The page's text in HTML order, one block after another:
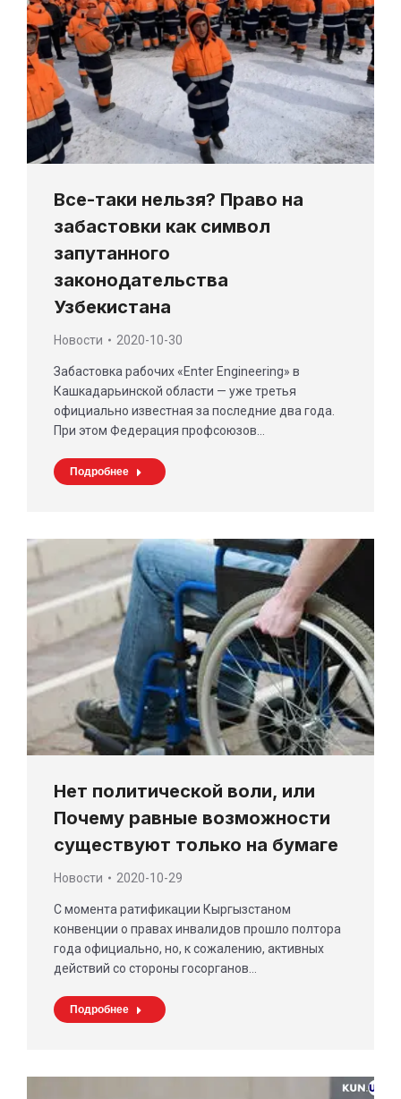
Все-таки нельзя? Право на
забастовки как символ
запутанного
законодательства
Узбекистана
Новости 2020-10-30
Забастовка рабочих «Enter Engineering» в
Кашкадарьинской области — уже третья
официально известная за последние два года.
При этом Федерация профсоюзов…
Подробнее
Нет политической воли, или
Почему равные возможности
существуют только на бумаге
Новости 2020-10-29
С момента ратификации Кыргызстаном
конвенции о правах инвалидов прошло полтора
года официально, но, к сожалению, активных
действий со стороны госорганов…
Подробнее